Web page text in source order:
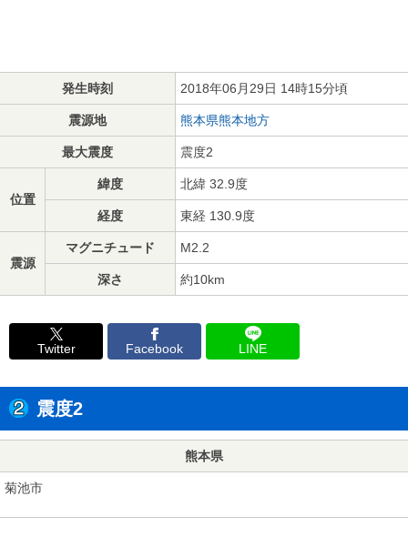
発生時刻 2018年06月29日 14時15分頃
震源地 熊本県熊本地方
最大震度 震度2
位置
緯度 北緯 32.9度
経度 東経 130.9度
震源
マグニチュード M2.2
深さ 約10km
Twitter Facebook LINE
震度2
熊本県
菊池市